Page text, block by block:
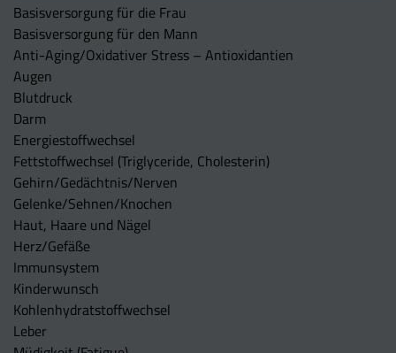
Basisversorgung für die Frau
Basisversorgung für den Mann
Anti-Aging/Oxidativer Stress – Antioxidantien
Augen
Blutdruck
Darm
Energiestoffwechsel
Fettstoffwechsel (Triglyceride, Cholesterin)
Gehirn/Gedächtnis/Nerven
Gelenke/Sehnen/Knochen
Haut, Haare und Nägel
Herz/Gefäße
Immunsystem
Kinderwunsch
Kohlenhydratstoffwechsel
Leber